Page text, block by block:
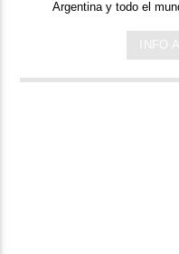
Argentina y todo el
INFO